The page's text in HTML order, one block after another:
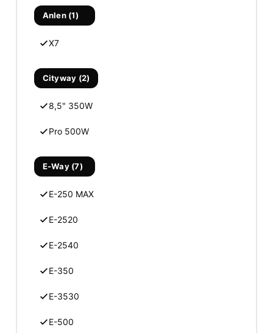
Anlen (1)
X7
Cityway (2)
8,5" 350W
Pro 500W
E-Way (7)
E-250 MAX
E-2520
E-2540
E-350
E-3530
E-500